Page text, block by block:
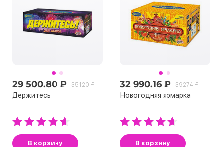
29 500.80 ₽ 35120 ₽
Держитесь
В корзину
32 990.16 ₽ 39274 ₽
Новогодняя ярмарка
В корзину